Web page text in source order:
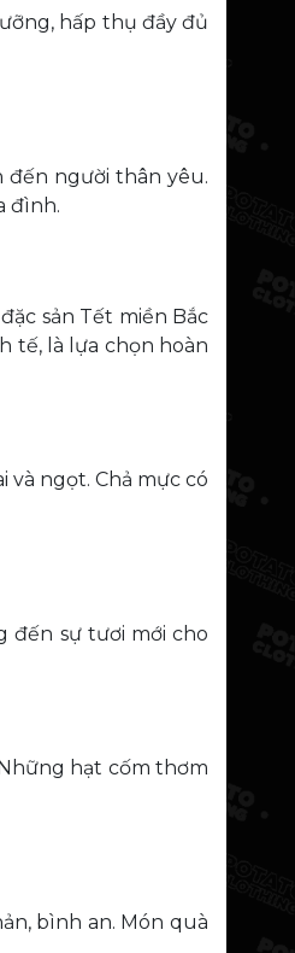
hấp thụ đầy đủ
đến người thân yêu.
đình.
sản Tết miền Bắc
tế, là lựa chọn hoàn
ngọt. Chả mực có
đến sự tươi mới cho
hạt cốm thơm
bình an. Món quà